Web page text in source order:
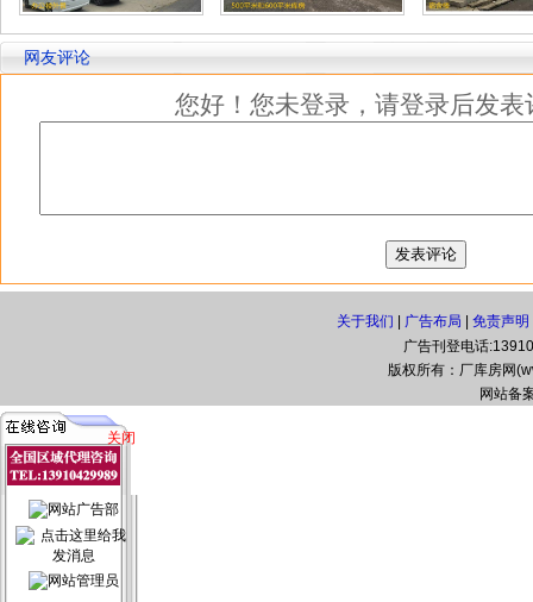
网友评论
您好！您未登录，请登录后发
关于我们 广告布局 免责声明
广告刊登电话
版权所有：厂库房网
网站备
关闭